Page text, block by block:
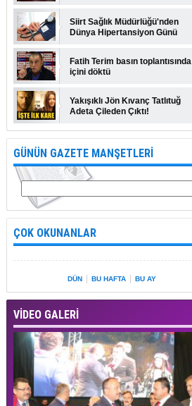
Siirt Sağlık Müdürlüğü'nden
Dünya Hipertansiyon Günü
Fatih Terim basın toplantısında
içini döktü
Yakışıklı Jön Kıvanç Tatlıtuğ
Adeta Çileden Çıktı!
GÜNÜN GAZETE MANŞETLERİ
ÇOK OKUNANLAR
DÜN BU HAFTA BU AY
VİDEO GALERİ